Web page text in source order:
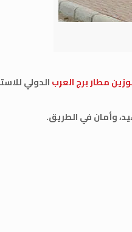
مطار برج العربالدولي
وأمان في الطريق.